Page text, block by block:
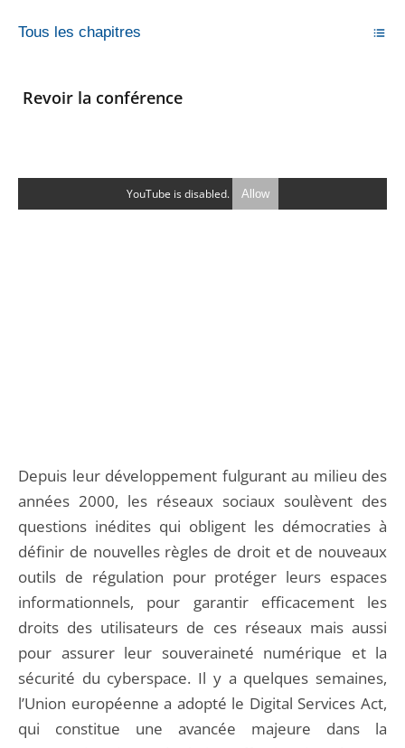
Tous les chapitres
Revoir la conférence
YouTube is disabled. Allow
Depuis leur développement fulgurant au milieu des
années 2000, les réseaux sociaux soulèvent des
questions inédites qui obligent les démocraties à
définir de nouvelles règles de droit et de nouveaux
outils de régulation pour protéger leurs espaces
informationnels, pour garantir efficacement les
droits des utilisateurs de ces réseaux mais aussi
pour assurer leur souveraineté numérique et la
sécurité du cyberspace. Il y a quelques semaines,
l’Union européenne a adopté le Digital Services Act,
qui constitue une avancée majeure dans la